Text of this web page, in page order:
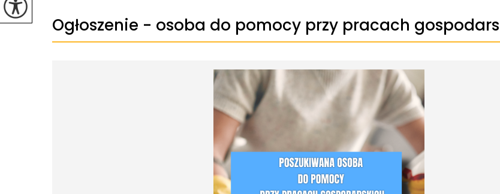
Ogłoszenie - osoba do pomocy przy pracach